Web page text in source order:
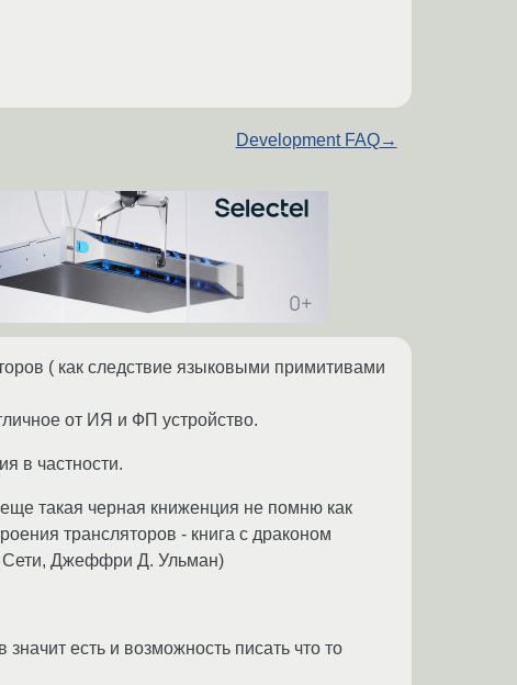
Development FAQ→
( как следствие языковыми примитивами
от ИЯ и ФП устройство.
в частности.
такая черная книженция не помню как
трансляторов - книга с драконом
Сети, Джеффри Д. Ульман)
есть и возможность писать что то